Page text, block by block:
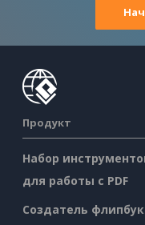
Продукт
Набор
для работы с PDF
Создатель